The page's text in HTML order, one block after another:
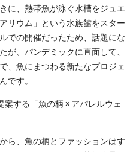
に、熱帯魚が泳ぐ水槽をジュエ
リウム」という水族館をスター
での開催だったため、話題にな
が、パンデミックに直面して、
、魚にまつわる新たなプロジェ
です。
案する「魚の柄 × アパレルウェ
ら、魚の柄とファッションはす